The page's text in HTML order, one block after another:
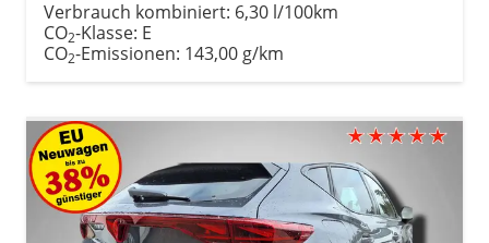
Verbrauch kombiniert: 6,30 l/100km
CO2-Klasse: E
CO2-Emissionen: 143,00 g/km